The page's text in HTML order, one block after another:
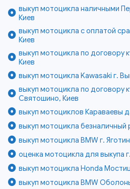
выкуп мотоцикла наличными
Киев
выкуп мотоцикла с оплатой
Киев
выкуп мотоцикла по договору
Киев
выкуп мотоцикла Kawasaki г.
выкуп мотоцикла по договору
Святошино, Киев
выкуп мотоциклов Караваевы
выкуп мотоцикла безналичный
выкуп мотоцикла BMW г. Яготин
оценка мотоцикла для выкупа
выкуп мотоцикла Honda
выкуп мотоцикла BMW